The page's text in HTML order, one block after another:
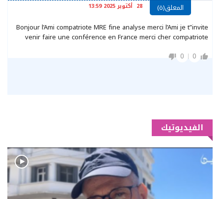
المعلق(ة) 28 أكتوبر 2025 13:59
Bonjour l’Ami compatriote MRE fine analyse merci l’Ami je t”invite
venir faire une conférence en France merci cher compatriote
0
0
الفيديوتيك